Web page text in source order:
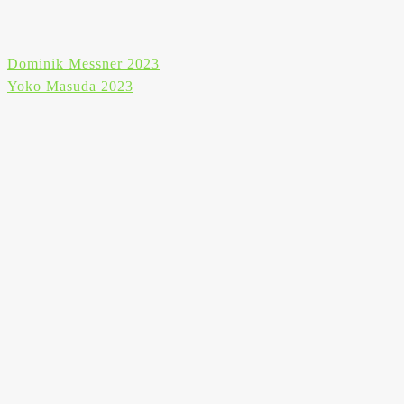
Beitragsnavigation
Dominik Messner 2023
Yoko Masuda 2023